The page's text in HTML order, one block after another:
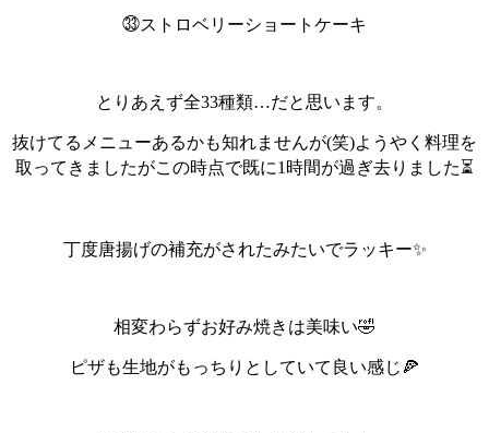
㉝ストロベリーショートケーキ
とりあえず全33種類…だと思います。
抜けてるメニューあるかも知れませんが(笑)ようやく料理を
取ってきましたがこの時点で既に1時間が過ぎ去りました⏳️
丁度唐揚げの補充がされたみたいでラッキー✨
相変わらずお好み焼きは美味い🤣
ピザも生地がもっちりとしていて良い感じ🍕